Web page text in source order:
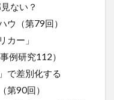
ない？
ウ（第79回）
カー」
例研究112）
で差別化する
第90回）